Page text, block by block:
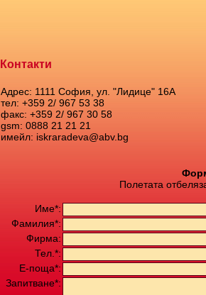
Контакти
Адрес: 1111 София, ул. "Лидице" 16А
тел: +359 2/ 967 53 38
факс: +359 2/ 967 30 58
gsm: 0888 21 21 21
имейл: iskraradeva@abv.bg
Полетата
Име*:
Фамилия*:
Фирма:
Тел.*:
Е-поща*:
Запитване*: